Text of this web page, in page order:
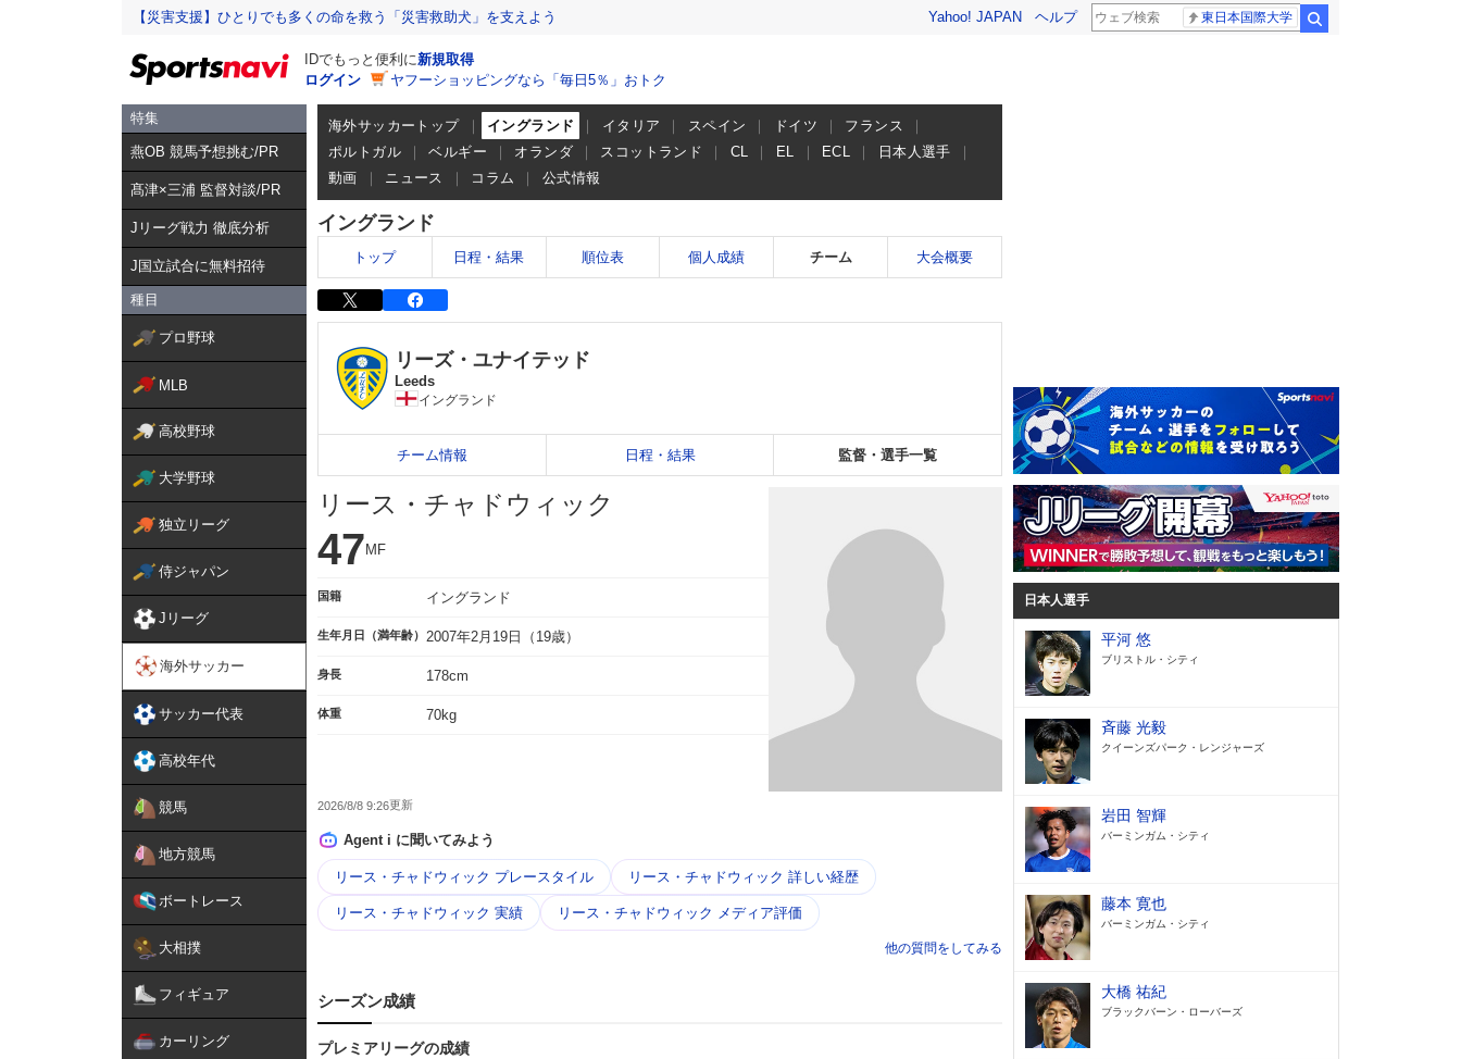
【災害支援】ひとりでも多くの命を救う「災害救助犬」を支えよう Yahoo! JAPAN ヘルプ 東日本国際大学
IDでもっと便利に新規取得
ログイン
ヤフーショッピングなら「毎日5％」おトク
特集
燕OB 競馬予想挑む/PR
髙津×三浦 監督対談/PR
Jリーグ戦力 徹底分析
J国立試合に無料招待
種目
プロ野球
MLB
高校野球
大学野球
独立リーグ
侍ジャパン
Jリーグ
海外サッカー
サッカー代表
高校年代
競馬
地方競馬
ボートレース
大相撲
フィギュア
カーリング
海外サッカートップ イングランド イタリア スペイン ドイツ
フランス
ポルトガル
ベルギー オランダ スコットランド CL EL ECL
日本人選手
動画
ニュース コラム 公式情報
イングランド
トップ 日程・結果 順位表 個人成績 チーム 大会概要
リーズ・ユナイテッド
Leeds
イングランド
チーム情報 日程・結果 監督・選手一覧
リース・チャドウィック
47MF
国籍 イングランド
生年月日（満年齢） 2007年2月19日（19歳）
身長 178cm
体重 70kg
2026/8/8 9:26
Agent i に聞いてみよう
リース・チャドウィック プレースタイル リース・チャドウィック 詳しい経歴
リース・チャドウィック 実績 リース・チャドウィック メディア評価
他の質問をしてみる
シーズン成績
プレミアリーグの成績
日本人選手
平河 悠
ブリストル・シティ
斉藤 光毅
クイーンズパーク・レンジャーズ
岩田 智輝
バーミンガム・シティ
藤本 寛也
バーミンガム・シティ
大橋 祐紀
ブラックバーン・ローバーズ